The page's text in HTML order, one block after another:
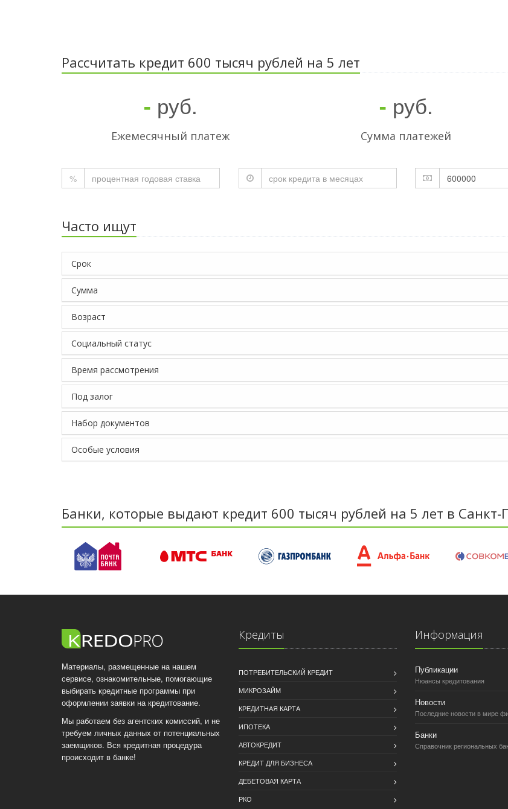
Рассчитать кредит 600 тысяч рублей на 5 лет
- руб.
Ежемесячный платеж
- руб.
Cумма платежей
%
Часто ищут
Срок
Сумма
Возраст
Социальный статус
Время рассмотрения
Под залог
Набор документов
Особые условия
Банки, которые выдают кредит 600 тысяч рублей на 5 лет в Санкт-
Материалы, размещенные на нашем
сервисе, ознакомительные, помогающие
выбирать кредитные программы при
оформлении заявки на кредитование.
Мы работаем без агентских комиссий, и не
требуем личных данных от потенциальных
заемщиков. Вся кредитная процедура
происходит в банке!
Кредиты
ПОТРЕБИТЕЛЬСКИЙ КРЕДИТ
МИКРОЗАЙМ
КРЕДИТНАЯ КАРТА
ИПОТЕКА
АВТОКРЕДИТ
КРЕДИТ ДЛЯ БИЗНЕСА
ДЕБЕТОВАЯ КАРТА
РКО
Информация
Публикации
Нюансы кредитования
Новости
Последние новости в мире
Банки
Справочник региональных